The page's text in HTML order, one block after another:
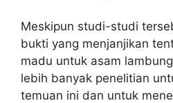
Meskipun studi-studi
bukti yang menjanjikan
madu untuk asam
lebih banyak penelitian
temuan ini dan untuk